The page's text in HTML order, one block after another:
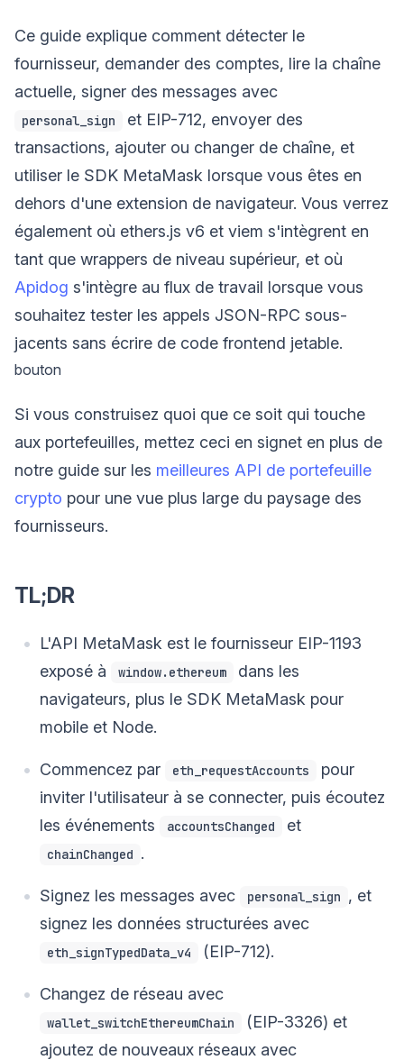
Ce guide explique comment détecter le
fournisseur, demander des comptes, lire la chaîne
actuelle, signer des messages avec
personal_sign
et EIP-712, envoyer des
transactions, ajouter ou changer de chaîne, et
utiliser le SDK MetaMask lorsque vous êtes en
dehors d'une extension de navigateur. Vous verrez
également où ethers.js v6 et viem s'intègrent en
tant que wrappers de niveau supérieur, et où
Apidog s'intègre au flux de travail lorsque vous
souhaitez tester les appels JSON-RPC sous-
jacents sans écrire de code frontend jetable.
bouton
Si vous construisez quoi que ce soit qui touche
aux portefeuilles, mettez ceci en signet en plus de
notre guide sur les meilleures API de portefeuille
crypto pour une vue plus large du paysage des
fournisseurs.
TL;DR
L'API MetaMask est le fournisseur EIP-1193
exposé à
window.ethereum
dans les
navigateurs, plus le SDK MetaMask pour
mobile et Node.
Commencez par eth_requestAccounts
pour
inviter l'utilisateur à se connecter, puis écoutez
les événements
accountsChanged et
chainChanged .
Signez les messages avec personal_sign , et
signez les données structurées avec
eth_signTypedData_v4 (EIP-712).
Changez de réseau avec
wallet_switchEthereumChain
(EIP-3326) et
ajoutez de nouveaux réseaux avec